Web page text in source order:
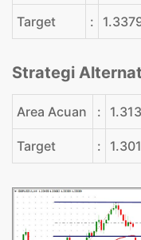
Target :
Strategi
Area Acuan :
Target :